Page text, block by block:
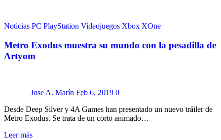
Noticias PC PlayStation Videojuegos Xbox XOne
Metro Exodus muestra su mundo con la pesadilla de
Artyom
Jose A. Marín Feb 6, 2019 0
Desde Deep Silver y 4A Games han presentado un nuevo tráiler de
Metro Exodus. Se trata de un corto animado…
Leer más